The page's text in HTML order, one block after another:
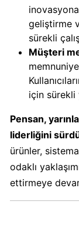
Danone
Kimin
Sahibi
Kim?
Dominos
Boykot
Dominos
Kimin
Sahibi
Kim?
geliştirme
sürekli
Müşteri
için sürekli
Pensan,
liderliğini
ürünler,
odaklı
ettirmeye